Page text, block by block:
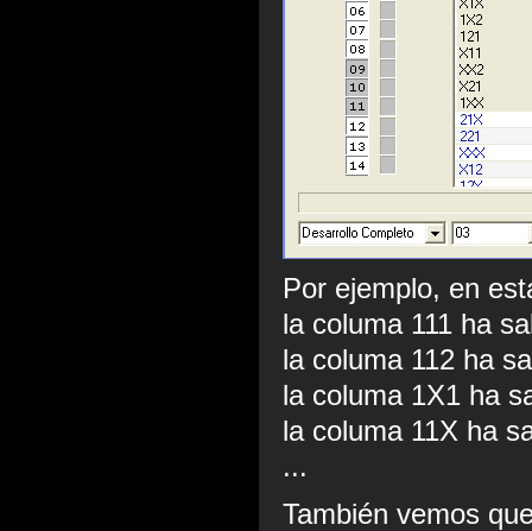
Por ejemplo, en
la columa 111 ha
la columa 112 ha
la columa 1X1 ha
la columa 11X ha
...
También vemos